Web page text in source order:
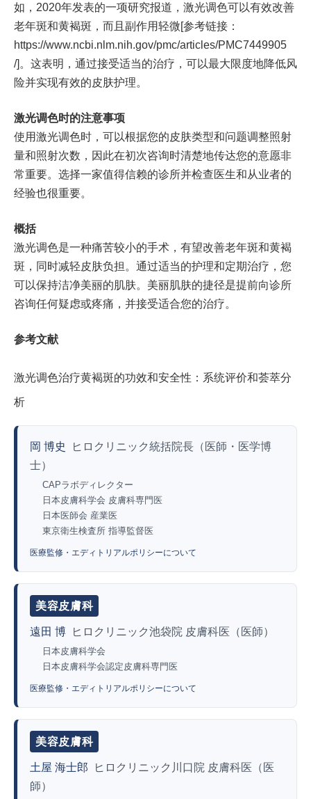
如，2020年发表的一项研究报道，激光调色可以有效改善
老年斑和黄褐斑，而且副作用轻微[参考链接：
https://www.ncbi.nlm.nih.gov/pmc/articles/PMC7449905
/]。这表明，通过接受适当的治疗，可以最大限度地降低风
险并实现有效的皮肤护理。
激光调色时的注意事项
使用激光调色时，可以根据您的皮肤类型和问题调整照射
量和照射次数，因此在初次咨询时清楚地传达您的意愿非
常重要。选择一家值得信赖的诊所并检查医生和从业者的
经验也很重要。
概括
激光调色是一种痛苦较小的手术，有望改善老年斑和黄褐
斑，同时减轻皮肤负担。通过适当的护理和定期治疗，您
可以保持洁净美丽的肌肤。美丽肌肤的捷径是提前向诊所
咨询任何疑虑或疼痛，并接受适合您的治疗。
参考文献
激光调色治疗黄褐斑的功效和安全性：系统评价和荟萃分
析
岡 博史
ヒロクリニック統括院長（医師・医学博
士）
CAPラボディレクター
日本皮膚科学会 皮膚科専門医
日本医師会 産業医
東京衛生検査所 指導監督医
医療監修・エディトリアルポリシーについて
美容皮膚科
遠田 博 ヒロクリニック池袋院 皮膚科医（医師）
日本皮膚科学会
日本皮膚科学会認定皮膚科専門医
医療監修・エディトリアルポリシーについて
美容皮膚科
土屋 海士郎
ヒロクリニック川口院 皮膚科医（医
師）